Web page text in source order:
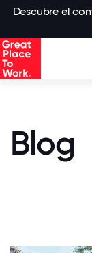
Descubre el
Blog